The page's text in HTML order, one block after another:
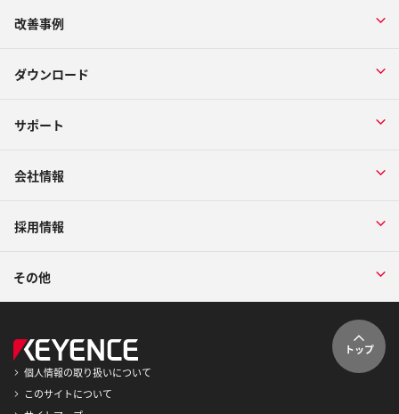
改善事例
ダウンロード
サポート
会社情報
採用情報
その他
トップ
個人情報の取り扱いについて
このサイトについて